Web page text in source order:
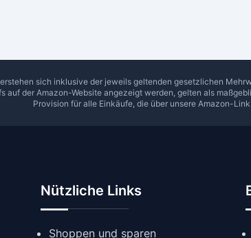
sich inklusive der jeweils geltenden gesetzlichen
auf der Amazon-Website angezeigt werden, gelten als
Provision für alle Einkäufe, die über unsere Amazon-
Nützliche Links
Shoppen und sparen